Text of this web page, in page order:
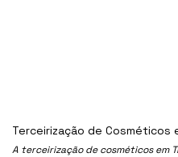
A terceirização de cosméticos em
Terceirização de Cosméticos